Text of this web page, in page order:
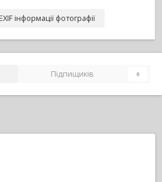
інформації фотографії
Підпищиків 0